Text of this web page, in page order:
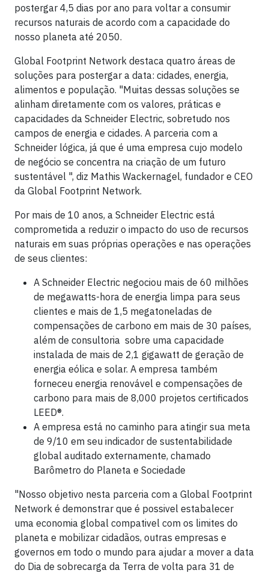
postergar 4,5 dias por ano para voltar a consumir
recursos naturais de acordo com a capacidade do
nosso planeta até 2050.
Global Footprint Network destaca quatro áreas de
soluções para postergar a data: cidades, energia,
alimentos e população. "Muitas dessas soluções se
alinham diretamente com os valores, práticas e
capacidades da Schneider Electric, sobretudo nos
campos de energia e cidades. A parceria com a
Schneider lógica, já que é uma empresa cujo modelo
de negócio se concentra na criação de um futuro
sustentável ", diz Mathis Wackernagel, fundador e CEO
da Global Footprint Network.
Por mais de 10 anos, a Schneider Electric está
comprometida a reduzir o impacto do uso de recursos
naturais em suas próprias operações e nas operações
de seus clientes:
A Schneider Electric negociou mais de 60 milhões
de megawatts-hora de energia limpa para seus
clientes e mais de 1,5 megatoneladas de
compensações de carbono em mais de 30 países,
além de consultoria sobre uma capacidade
instalada de mais de 2,1 gigawatt de geração de
energia eólica e solar. A empresa também
forneceu energia renovável e compensações de
carbono para mais de 8,000 projetos certificados
LEED®.
A empresa está no caminho para atingir sua meta
de 9/10 em seu indicador de sustentabilidade
global auditado externamente, chamado
Barômetro do Planeta e Sociedade
"Nosso objetivo nesta parceria com a Global Footprint
Network é demonstrar que é possivel estabalecer
uma economia global compativel com os limites do
planeta e mobilizar cidadãos, outras empresas e
governos em todo o mundo para ajudar a mover a data
do Dia de sobrecarga da Terra de volta para 31 de